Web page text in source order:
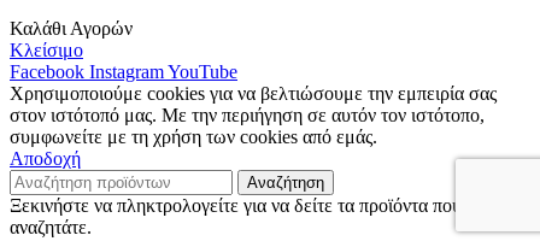
Καλάθι Αγορών
Κλείσιμο
Facebook InstagramYouTube
Χρησιμοποιούμε cookies για να βελτιώσουμε την εμπειρία σας
στον ιστότοπό μας. Με την περιήγηση σε αυτόν τον ιστότοπο,
συμφωνείτε με τη χρήση των cookies από εμάς.
Αποδοχή
Αναζήτηση
Ξεκινήστε να πληκτρολογείτε για να δείτε τα προϊόντα που
αναζητάτε.